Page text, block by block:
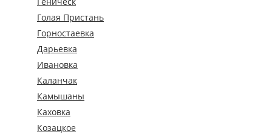
Голая Пристань
Горностаевка
Дарьевка
Ивановка
Каланчак
Камышаны
Каховка
Козацкое